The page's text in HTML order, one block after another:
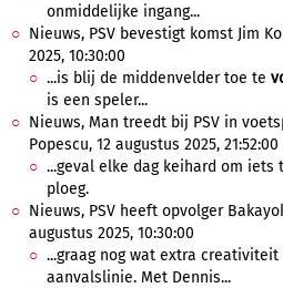
onmiddelijke ingang...
Nieuws, PSV bevestigt komst Jim
2025, 10:30:00
...is blij de middenvelder toe te
is een speler...
Nieuws, Man treedt bij PSV in
Popescu, 12 augustus 2025, 21:52:00
...geval elke dag keihard om iets
ploeg.
Nieuws, PSV heeft opvolger
augustus 2025, 10:30:00
...graag nog wat extra creativiteit
aanvalslinie. Met Dennis...